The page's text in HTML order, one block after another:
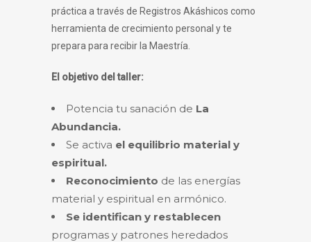
práctica a través de Registros Akáshicos como
herramienta de crecimiento personal y te
prepara para recibir la Maestría.
El objetivo del taller:
Potencia tu sanación de La
Abundancia.
Se activa el equilibrio material y
espiritual.
Reconocimiento de las energías
material y espiritual en armónico.
Se identifican y restablecen
programas y patrones heredados